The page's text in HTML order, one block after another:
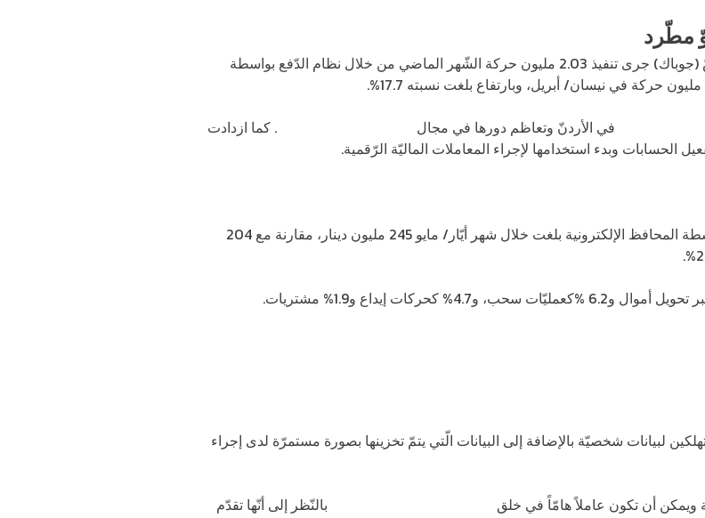
مطّرد
بحسب تقرير الشّركة الأردنية لأنظمة الدّفع والتقاصّ (جوباك) جرى تنفيذ 2.03 مليون حركة الشّهر الماضي من خلال نظام الدّفع بواسطة
في الأردنّ وتعاظم دورها في مجال
. كما ازدادت
الحسابات وبدء استخدامها لإجراء المعاملات الماليّة الرّقمية.
وأشار التّقرير إلى أنّ قيمة معاملات نظام الدّفع بواسطة المحافظ الإلكترونية بلغت خلال شهر أيّار/ مايو 245 مليون دينار، مقارنة مع 204
لبيانات شخصيّة بالإضافة إلى البيانات الّتي يتمّ تخزينها بصورة مستمرّة لدى إجراء
ويمكن أن تكون عاملاً هامّاً في خلق
بالنّظر إلى أنّها تقدّم